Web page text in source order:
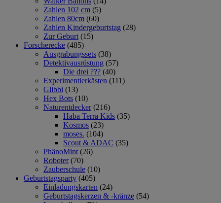
Zahlen 102 cm (5)
Zahlen 80cm (60)
Zahlen Kindergeburtstag (28)
Zur Geburt (15)
Forscherecke (485)
Ausgrabungssets (38)
Detektivausrüstung (57)
Die drei ??? (40)
Experimentierkästen (111)
Glibbi (13)
Hex Bots (10)
Naturentdecker (216)
Haba Terra Kids (35)
Kosmos (23)
moses. (104)
Scout & ADAC (35)
PhänoMint (26)
Roboter (70)
Zauberschule (10)
Geburtstagsparty (405)
Einladungskarten (24)
Geburtstagskerzen & -kränze (54)